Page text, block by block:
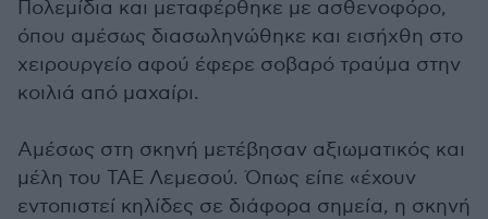
Πολεμίδια και μεταφέρθηκε με ασθενοφόρο,
όπου αμέσως διασωληνώθηκε και εισήχθη στο
χειρουργείο αφού έφερε σοβαρό τραύμα στην
κοιλιά από μαχαίρι.
Αμέσως στη σκηνή μετέβησαν αξιωματικός και
μέλη του ΤΑΕ Λεμεσού. Όπως είπε «έχουν
εντοπιστεί κηλίδες σε διάφορα σημεία, η σκηνή